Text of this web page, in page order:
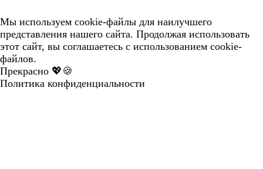
Мы используем cookie-файлы для наилучшего
представления нашего сайта. Продолжая использовать
этот сайт, вы соглашаетесь с использованием cookie-
файлов.
Прекрасно 💖🍪
Политика конфиденциальности